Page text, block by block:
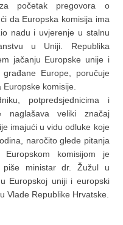
početak pregovora o
da Europska komisija ima
nadu i uvjerenje u stalnu
u Uniji. Republika
jačanju Europske unije i
Europe, poručuje
komisije.
potpredsjednicima i
naglašava veliki značaj
imajući u vidu odluke koje
naročito glede pitanja
komisijom je
ministar dr. Žužul u
Europskoj uniji i europski
Vlade Republike Hrvatske.